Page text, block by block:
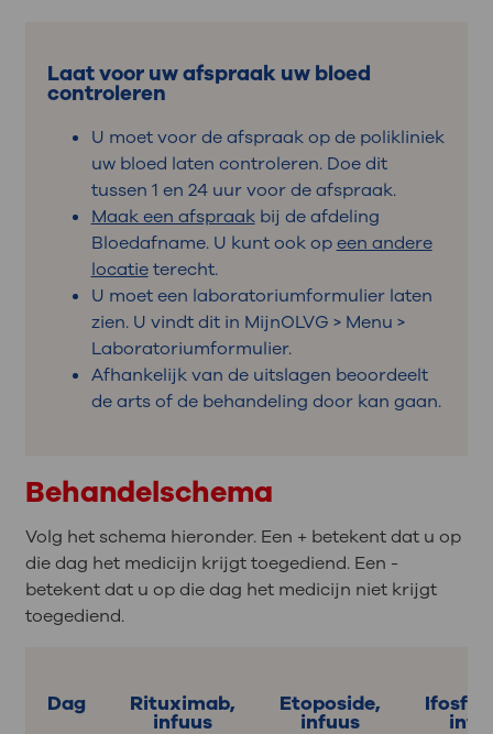
Laat voor uw afspraak uw bloed
controleren
U moet voor de afspraak op de polikliniek
uw bloed laten controleren. Doe dit
tussen 1 en 24 uur voor de afspraak.
Maak een afspraakbij de afdeling
Bloedafname. U kunt ook opeen andere
locatieterecht.
U moet een laboratoriumformulier laten
zien. U vindt dit in MijnOLVG > Menu >
Laboratoriumformulier.
Afhankelijk van de uitslagen beoordeelt
de arts of de behandeling door kan gaan.
Behandelschema
Volg het schema hieronder. Een + betekent dat u op
die dag het medicijn krijgt toegediend. Een -
betekent dat u op die dag het medicijn niet krijgt
toegediend.
Dag Rituximab,
infuus
Etoposide,
infuus